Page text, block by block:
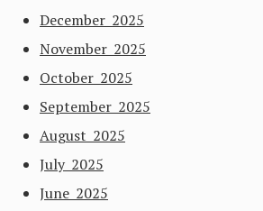
December 2025
November 2025
October 2025
September 2025
August 2025
July 2025
June 2025